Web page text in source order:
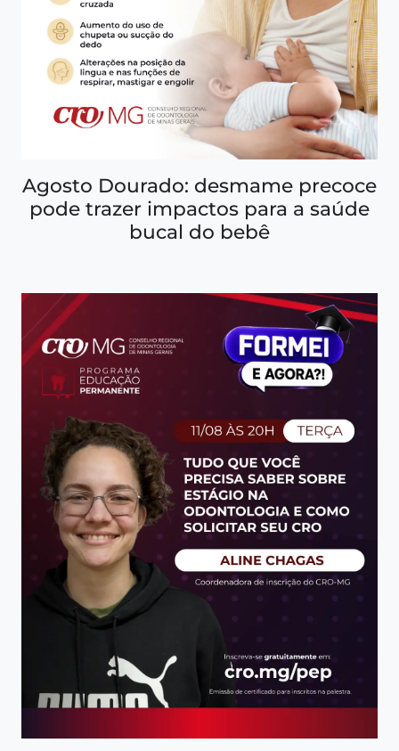
Agosto Dourado: desmame precoce
pode trazer impactos para a saúde
bucal do bebê